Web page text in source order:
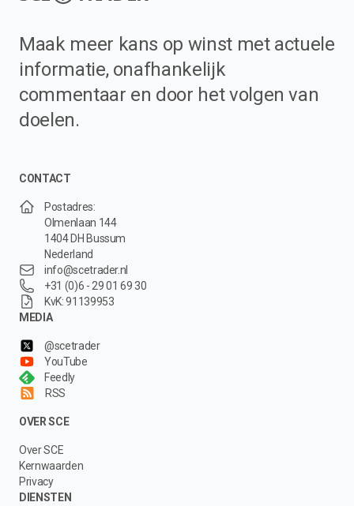
Maak meer kans op winst met actuele
informatie, onafhankelijk
commentaar en door het volgen van
doelen.
CONTACT
Postadres:
Olmenlaan 144
1404 DH Bussum
Nederland
info@scetrader.nl
+31 (0)6 - 29 01 69 30
KvK: 91139953
MEDIA
@scetrader
YouTube
Feedly
RSS
OVER SCE
Over SCE
Kernwaarden
Privacy
DIENSTEN